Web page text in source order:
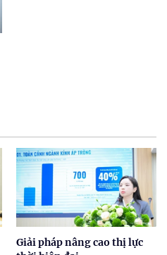
Giải pháp nâng cao thị lực